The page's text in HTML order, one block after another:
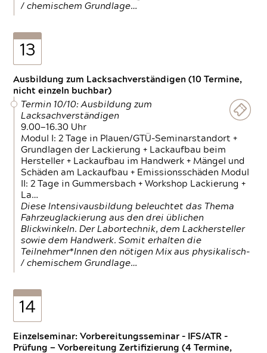
/ chemischem Grundlage…
13
Ausbildung zum Lacksachverständigen (10 Termine,
nicht einzeln buchbar)
Termin 10/10: Ausbildung zum
Lacksachverständigen
9.00—16.30 Uhr
Modul I: 2 Tage in Plauen/GTÜ-Seminarstandort +
Grundlagen der Lackierung + Lackaufbau beim
Hersteller + Lackaufbau im Handwerk + Mängel und
Schäden am Lackaufbau + Emissionsschäden Modul
II: 2 Tage in Gummersbach + Workshop Lackierung +
La…
Diese Intensivausbildung beleuchtet das Thema
Fahrzeuglackierung aus den drei üblichen
Blickwinkeln. Der Labortechnik, dem Lackhersteller
sowie dem Handwerk. Somit erhalten die
Teilnehmer*Innen den nötigen Mix aus physikalisch-
/ chemischem Grundlage…
14
Einzelseminar: Vorbereitungsseminar - IFS/ATR -
Prüfung — Vorbereitung Zertifizierung (4 Termine,